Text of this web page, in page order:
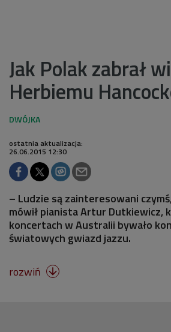
Jak Polak zabrał
Herbiemu
ostatnia aktualizacja:
26.06.2015 12:30
– Ludzie są zainteresowani
mówił pianista Artur Dutkiewicz,
koncertach w Australii bywało
światowych gwiazd jazzu.
rozwiń 